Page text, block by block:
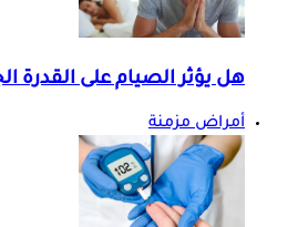
هل يؤثر الصيام على القدرة
أمراض مزمنة